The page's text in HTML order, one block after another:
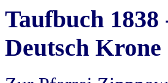
Taufbuch
Deutsch Krone